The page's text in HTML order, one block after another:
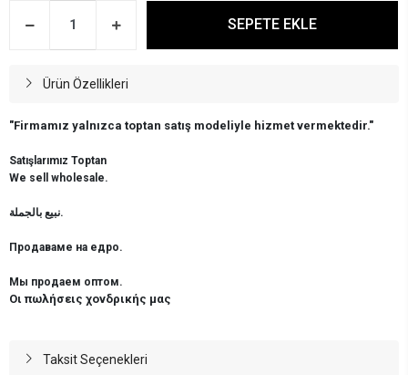
SEPETE EKLE
Ürün Özellikleri
"Firmamız yalnızca toptan satış modeliyle hizmet vermektedir."
Satışlarımız Toptan
We sell wholesale.
نبيع بالجملة.
Продаваме на едро.
Мы продаем оптом.
Οι πωλήσεις χονδρικής μας
Taksit Seçenekleri